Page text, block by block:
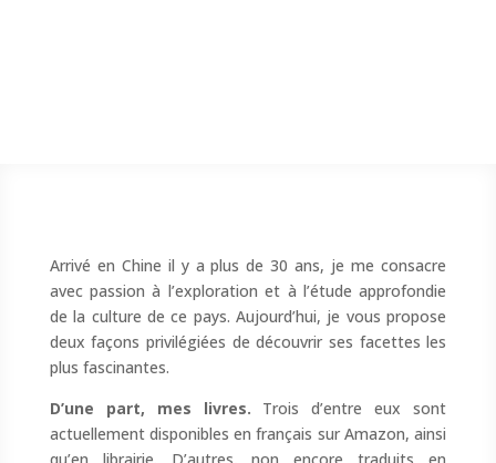
Arrivé en Chine il y a plus de 30 ans, je me consacre
avec passion à l’exploration et à l’étude approfondie
de la culture de ce pays. Aujourd’hui, je vous propose
deux façons privilégiées de découvrir ses facettes les
plus fascinantes.
D’une part, mes livres. Trois d’entre eux sont
actuellement disponibles en français sur Amazon, ainsi